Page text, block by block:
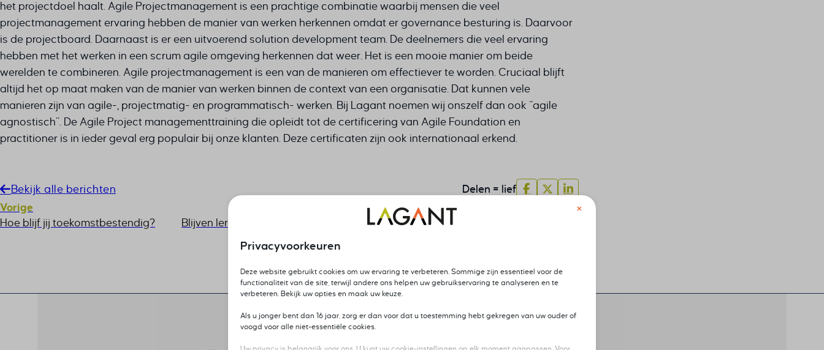
het projectdoel haalt. Agile Projectmanagement is een prachtige combinatie waarbij mensen die veel
projectmanagement ervaring hebben de manier van werken herkennen omdat er governance besturing is. Daarvoor
is de projectboard. Daarnaast is er een uitvoerend solution development team. De deelnemers die veel ervaring
hebben met het werken in een scrum agile omgeving herkennen dat weer. Het is een mooie manier om beide
werelden te combineren. Agile projectmanagement is een van de manieren om effectiever te worden. Cruciaal blijft
altijd het op maat maken van de manier van werken binnen de context van een organisatie. Dat kunnen vele
manieren zijn van agile-, projectmatig- en programmatisch- werken. Bij Lagant noemen wij onszelf dan ook “agile
agnostisch”. De Agile Project managementtraining die opleidt tot de certificering van Agile Foundation en
practitioner is in ieder geval erg populair bij onze klanten. Deze certificaten zijn ook internationaal erkend.
Bekijk alle berichten
Delen = lief
Vorige
Hoe blijf jij toekomstbestendig?
Volgende
Blijven leren en jouw vaardigheden verbeteren is investeren in jouw marktwaarde
Privacyvoorkeuren
×
Deze website gebruikt cookies om uw ervaring te verbeteren. Sommige zijn essentieel voor de
functionaliteit van de site, terwijl andere ons helpen uw gebruikservaring te analyseren en te
verbeteren. Bekijk uw opties en maak uw keuze.
Als u jonger bent dan 16 jaar, zorg er dan voor dat u toestemming hebt gekregen van uw ouder of
voogd voor alle niet-essentiële cookies.